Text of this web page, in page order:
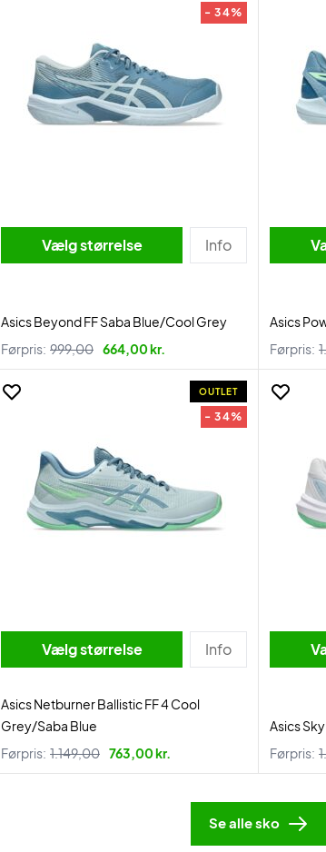
- 34%
Vælg størrelse Info
Asics Beyond FF Saba Blue/Cool Grey
Førpris: 999,00 664,00 kr.
Asics
Førpris:
OUTLET
- 34%
Vælg størrelse Info
Asics Netburner Ballistic FF 4 Cool
Grey/Saba Blue
Førpris: 1.149,00 763,00 kr.
Asics
Førpris:
Se alle sko